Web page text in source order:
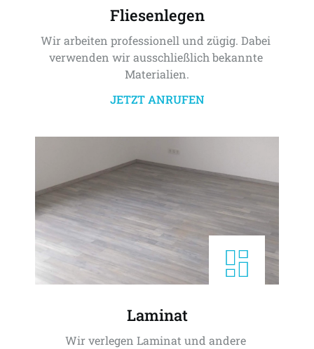
Fliesenlegen
Wir arbeiten professionell und zügig. Dabei
verwenden wir ausschließlich bekannte
Materialien.
JETZT ANRUFEN
Laminat
Wir verlegen Laminat und andere